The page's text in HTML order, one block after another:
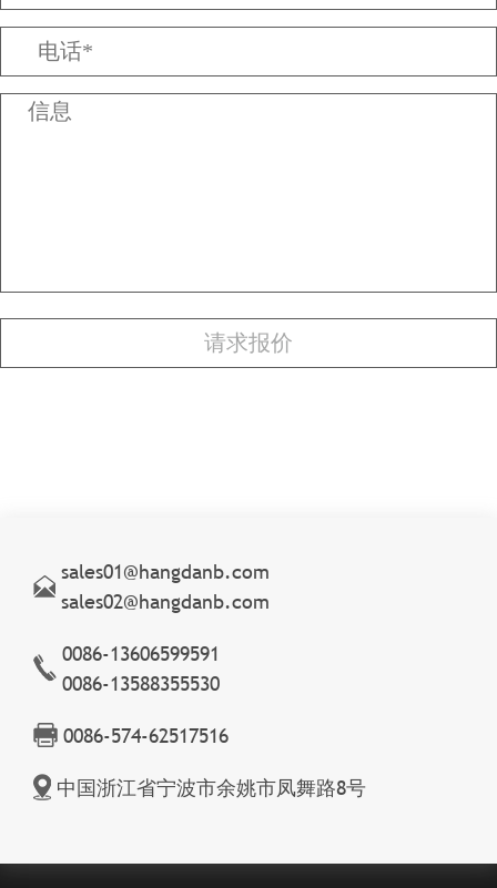
sales01@hangdanb.com
sales02@hangdanb.com
0086-13606599591
0086-13588355530
0086-574-62517516
中国浙江省宁波市余姚市凤舞路8号